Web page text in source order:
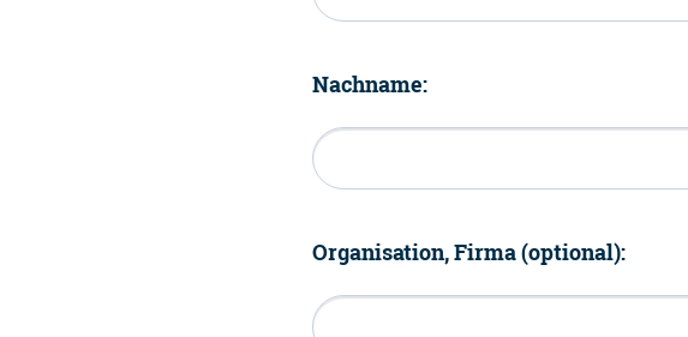
Nachname:
Organisation, Firma (optional):